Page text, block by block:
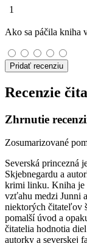
1
Ako sa páčila kniha
Pridať recenziu
Recenzie
Zhrnutie
Zosumarizované
Severská princezná
Skjebnegardu a
krimi linku. Kniha je
vzťahu medzi Junni
niektorých čitateľov
pomalší úvod a
čitatelia hodnotia
autorky a severskej